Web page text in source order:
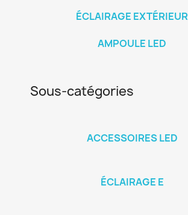
ÉCLAIRAGE EXTÉRIEUR
AMPOULE LED
Sous-catégories
ACCESSOIRES LED
ÉCLAIRAGE E